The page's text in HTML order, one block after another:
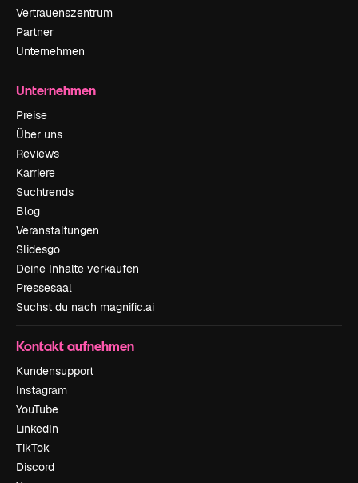
Vertrauenszentrum
Partner
Unternehmen
Unternehmen
Preise
Über uns
Reviews
Karriere
Suchtrends
Blog
Veranstaltungen
Slidesgo
Deine Inhalte verkaufen
Pressesaal
Suchst du nach magnific.ai
Kontakt aufnehmen
Kundensupport
Instagram
YouTube
LinkedIn
TikTok
Discord